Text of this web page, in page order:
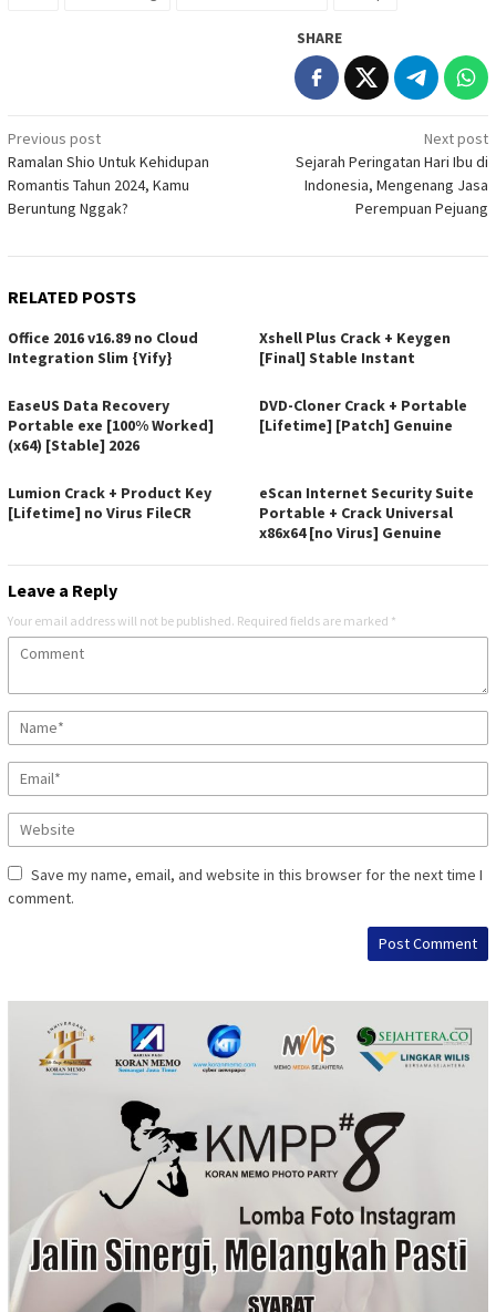
SHARE
Post
navigation
Previous post
Ramalan Shio Untuk Kehidupan
Romantis Tahun 2024, Kamu
Beruntung Nggak?
Next post
Sejarah Peringatan Hari Ibu di
Indonesia, Mengenang Jasa
Perempuan Pejuang
RELATED POSTS
Office 2016 v16.89 no Cloud
Integration Slim {Yify}
Xshell Plus Crack + Keygen
[Final] Stable Instant
EaseUS Data Recovery
Portable exe [100% Worked]
(x64) [Stable] 2026
DVD-Cloner Crack + Portable
[Lifetime] [Patch] Genuine
Lumion Crack + Product Key
[Lifetime] no Virus FileCR
eScan Internet Security Suite
Portable + Crack Universal
x86x64 [no Virus] Genuine
Leave a Reply
Your email address will not be published. Required fields are marked *
Save my name, email, and website in this browser for the next time I
comment.